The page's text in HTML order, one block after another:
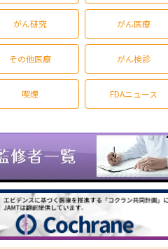
がん研究 がん医療
その他医療 がん検診
喫煙 FDAニュース